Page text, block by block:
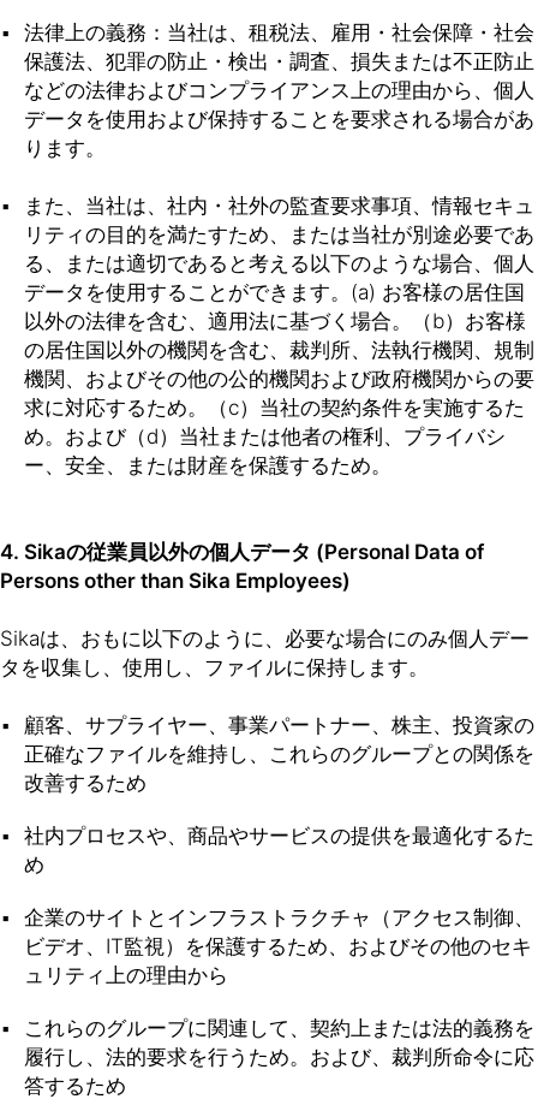
法律上の義務：当社は、租税法、雇用・社会保障・社会
保護法、犯罪の防止・検出・調査、損失または不正防止
などの法律およびコンプライアンス上の理由から、個人
データを使用および保持することを要求される場合があ
ります。
また、当社は、社内・社外の監査要求事項、情報セキュ
リティの目的を満たすため、または当社が別途必要であ
る、または適切であると考える以下のような場合、個人
データを使用することができます。(a) お客様の居住国
以外の法律を含む、適用法に基づく場合。（b）お客様
の居住国以外の機関を含む、裁判所、法執行機関、規制
機関、およびその他の公的機関および政府機関からの要
求に対応するため。（c）当社の契約条件を実施するた
め。および（d）当社または他者の権利、プライバシ
ー、安全、または財産を保護するため。
4. Sikaの従業員以外の個人データ (Personal Data of
Persons other than Sika Employees)
Sikaは、おもに以下のように、必要な場合にのみ個人デー
タを収集し、使用し、ファイルに保持します。
顧客、サプライヤー、事業パートナー、株主、投資家の
正確なファイルを維持し、これらのグループとの関係を
改善するため
社内プロセスや、商品やサービスの提供を最適化するた
め
企業のサイトとインフラストラクチャ（アクセス制御、
ビデオ、IT監視）を保護するため、およびその他のセキ
ュリティ上の理由から
これらのグループに関連して、契約上または法的義務を
履行し、法的要求を行うため。および、裁判所命令に応
答するため